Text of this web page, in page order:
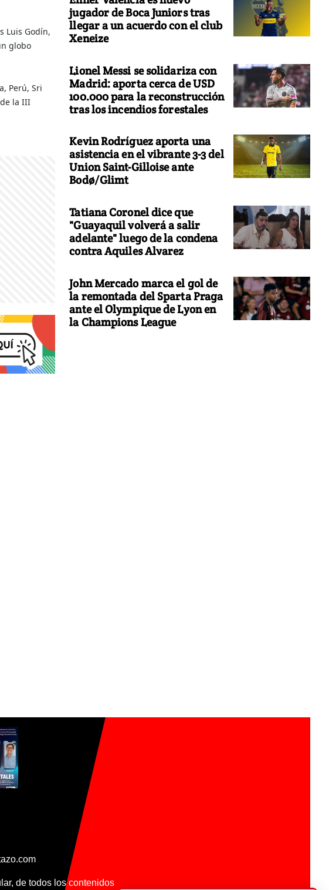
Luis Godín,
globo
Perú, Sri
la III
jugador de Boca Juniors tras
llegar a un acuerdo con el club
Xeneize
Lionel Messi se solidariza con
Madrid: aporta cerca de USD
100.000 para la reconstrucción
tras los incendios forestales
Kevin Rodríguez aporta una
asistencia en el vibrante 3-3 del
Union Saint-Gilloise ante
Bodø/Glimt
Tatiana Coronel dice que
"Guayaquil volverá a salir
adelante" luego de la condena
contra Aquiles Alvarez
John Mercado marca el gol de
la remontada del Sparta Praga
ante el Olympique de Lyon en
la Champions League
de todos los contenidos